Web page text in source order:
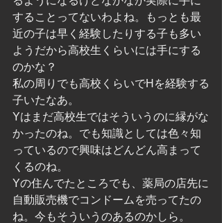
することってないわよね。もっとも最
近の子は早く経験したりする子も多い
ようだから高校生くらいには手にする
のかな？
私の周りでも高校くらいでHを経験する
子いたなあ。
Yはまだ高校生ではそういうのに縁がな
かったのね。でも知識としては色々知
っているので興味はどんどん高まって
くるのね。
Yの住んでたところでも、薬局の店先に
自動販売機でコンドームを売ってたの
ね。今もそういうのあるのかしら。